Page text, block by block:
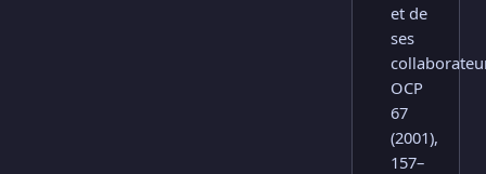
et de
ses
OCP
67
(2001),
157–